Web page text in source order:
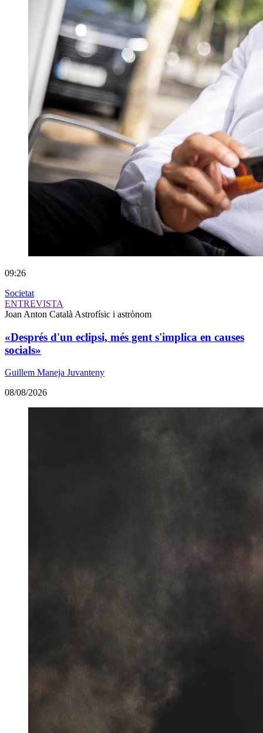
09:26
Societat
ENTREVISTA
Joan Anton Català Astrofísic i astrònom
«Després d'un eclipsi, més gent s'implica en causes
socials»
Guillem Maneja Juvanteny
08/08/2026